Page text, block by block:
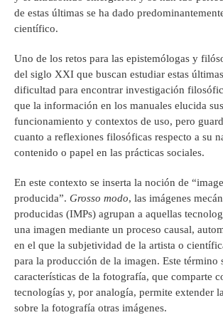
de estas últimas se ha dado
científico.
Uno de los retos para las epistemólogas y
del siglo XXI que buscan estudiar estas
dificultad para encontrar investigación
que la información en los manuales elucida
funcionamiento y contextos de uso, pero
cuanto a reflexiones filosóficas respecto a su
contenido o papel en las prácticas sociales.
En este contexto se inserta la noción de
producida”. Grosso modo, las imágenes
producidas (IMPs) agrupan a aquellas
una imagen mediante un proceso causal,
en el que la subjetividad de la artista o
para la producción de la imagen. Este término
características de la fotografía, que comparte
tecnologías y, por analogía, permite extender
sobre la fotografía otras imágenes.